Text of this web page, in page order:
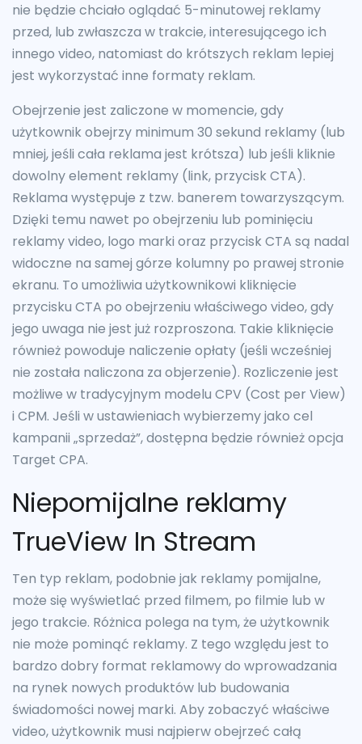
nie będzie chciało oglądać 5-minutowej reklamy
przed, lub zwłaszcza w trakcie, interesującego ich
innego video, natomiast do krótszych reklam lepiej
jest wykorzystać inne formaty reklam.
Obejrzenie jest zaliczone w momencie, gdy
użytkownik obejrzy minimum 30 sekund reklamy (lub
mniej, jeśli cała reklama jest krótsza) lub jeśli kliknie
dowolny element reklamy (link, przycisk CTA).
Reklama występuje z tzw. banerem towarzyszącym.
Dzięki temu nawet po obejrzeniu lub pominięciu
reklamy video, logo marki oraz przycisk CTA są nadal
widoczne na samej górze kolumny po prawej stronie
ekranu. To umożliwia użytkownikowi kliknięcie
przycisku CTA po obejrzeniu właściwego video, gdy
jego uwaga nie jest już rozproszona. Takie kliknięcie
również powoduje naliczenie opłaty (jeśli wcześniej
nie została naliczona za objerzenie). Rozliczenie jest
możliwe w tradycyjnym modelu CPV (Cost per View)
i CPM. Jeśli w ustawieniach wybierzemy jako cel
kampanii „sprzedaż”, dostępna będzie również opcja
Target CPA.
Niepomijalne reklamy
TrueView In Stream
Ten typ reklam, podobnie jak reklamy pomijalne,
może się wyświetlać przed filmem, po filmie lub w
jego trakcie. Różnica polega na tym, że użytkownik
nie może pominąć reklamy. Z tego względu jest to
bardzo dobry format reklamowy do wprowadzania
na rynek nowych produktów lub budowania
świadomości nowej marki. Aby zobaczyć właściwe
video, użytkownik musi najpierw obejrzeć całą